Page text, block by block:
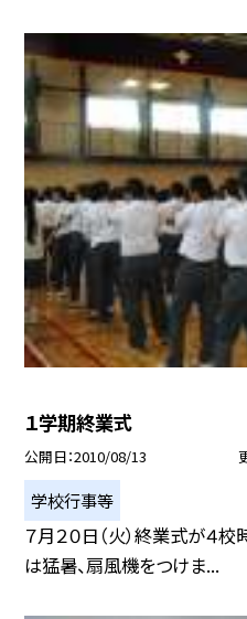
１学期終業式
公開日 2010/08/13
学校行事等
７月２０日（火）終業式が４
は猛暑、扇風機をつけま...